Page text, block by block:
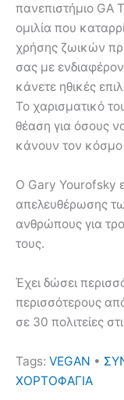
πανεπιστήμιο GA
ομιλία που
χρήσης ζωικών
σας με
κάνετε ηθικές
Το χαρισματικό
θέαση για όσους
κάνουν τον
Ο Gary Yourofsky
απελευθέρωσης
ανθρώπους για
τους.
Έχει δώσει
περισσότερους
σε 30 πολιτείες
Tags: VEGAN •
ΧΟΡΤΟΦΑΓΙΑ